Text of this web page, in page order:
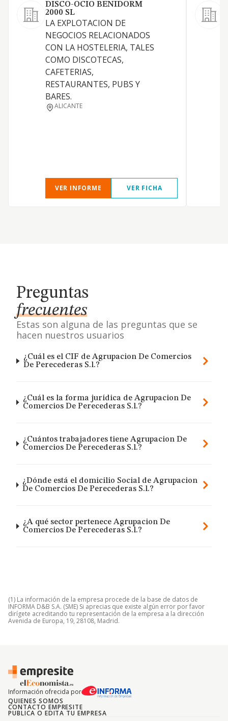
DISCO-OCIO BENIDORM
2000 SL
LA EXPLOTACION DE
NEGOCIOS RELACIONADOS
CON LA HOSTELERIA, TALES
COMO DISCOTECAS,
CAFETERIAS,
RESTAURANTES, PUBS Y
BARES.
ALICANTE
VER INFORME VER FICHA
Preguntas
frecuentes
Estas son alguna de las preguntas que se
hacen nuestros usuarios
¿Cuál es el CIF de Agrupacion De Comercios
De Perecederas S.l.?
¿Cuál es la forma jurídica de Agrupacion De
Comercios De Perecederas S.l.?
¿Cuántos trabajadores tiene Agrupacion De
Comercios De Perecederas S.l.?
¿Dónde está el domicilio Social de Agrupacion
De Comercios De Perecederas S.l.?
¿A qué sector pertenece Agrupacion De
Comercios De Perecederas S.l.?
(1) La información de la empresa procede de la base de datos de
INFORMA D&B S.A. (SME) Si aprecias que existe algún error por favor
dirígete acreditando tu representación de la empresa a la dirección
Avenida de Europa, 19, 28108, Madrid.
Información ofrecida por
QUIENES SOMOS
CONTACTO EMPRESITE
PUBLICA O EDITA TU EMPRESA